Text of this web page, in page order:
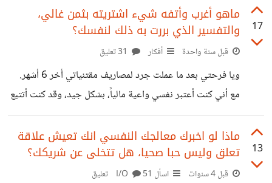
استفساراتكم.
تدخل متأخرا بعد عشرين دقيقة، لا أحاديث جانبية مع الزملاء
خارج الدرس، لا تعاملات مزعجة أو غير محترمة داخل القسم.
لكن في حصة من الحصص في أواخر هذه السنة، كعادتهما تأتي
طالبتان متأخرتان وأتنازل بالسماح لهما بالدخول كونها أخر
الحصص، وعلى طول الحصة لم تسكت الطالبان من الأحاديث
17
ماهو أغرب وأتفه شيء اشتريته بثمن غالي،
والتفسير الذي بررت به ذلك لنفسك؟
قبل سنة واحدة أفكار
ويا فرحتي بعد ما عملت جرد لمصاريف مقتنياتي أخر 6 أشهر.
مع أني كنت أعتبر نفسي واعية مالياً، بشكل جيد، وقد كنت أتتبع
نفقاتي لسنوات وأجدني عملت استثمارات ممتازة- مقارنة
بالمستوى المالي الدي وصلت له- وبينما كانت أغلب مشترياتي
في السنوات الماضية هي استثمار شخصي في معدات و كورسات
وكتب، لم أندم عليها . عملت منذ فترة جرد للمشتريات التي
13
ماذا لو اخبرك معالجك النفسي انك تعيش علاقة
تعلق وليس حبا صحيا، هل تتخلى عن شريكك؟
قبل 4 سنوات اسأل I/O 51 تعليق